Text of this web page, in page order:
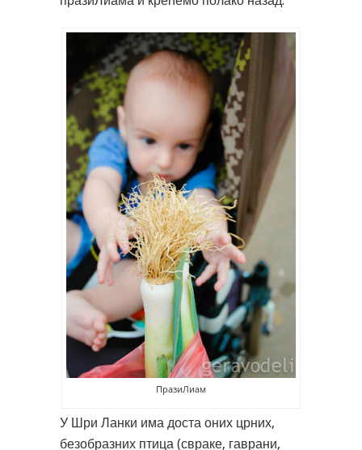
ПразиЛиам
У Шри Ланки има доста оних црних,
безобразних птица (свраке, гаврани,